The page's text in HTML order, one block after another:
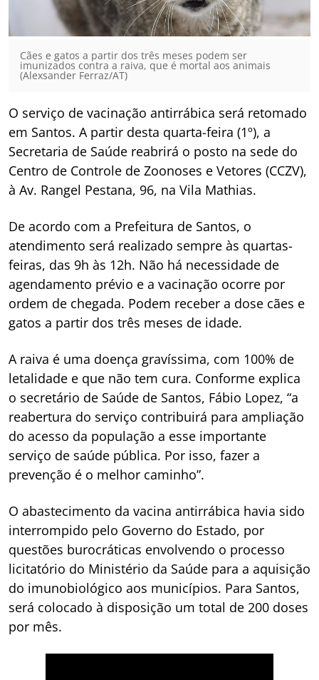
Cães e gatos a partir dos três meses podem ser
imunizados contra a raiva, que é mortal aos animais
(Alexsander Ferraz/AT)
O serviço de vacinação antirrábica será retomado
em Santos. A partir desta quarta-feira (1º), a
Secretaria de Saúde reabrirá o posto na sede do
Centro de Controle de Zoonoses e Vetores (CCZV),
à Av. Rangel Pestana, 96, na Vila Mathias.
De acordo com a Prefeitura de Santos, o
atendimento será realizado sempre às quartas-
feiras, das 9h às 12h. Não há necessidade de
agendamento prévio e a vacinação ocorre por
ordem de chegada. Podem receber a dose cães e
gatos a partir dos três meses de idade.
A raiva é uma doença gravíssima, com 100% de
letalidade e que não tem cura. Conforme explica
o secretário de Saúde de Santos, Fábio Lopez, “a
reabertura do serviço contribuirá para ampliação
do acesso da população a esse importante
serviço de saúde pública. Por isso, fazer a
prevenção é o melhor caminho”.
O abastecimento da vacina antirrábica havia sido
interrompido pelo Governo do Estado, por
questões burocráticas envolvendo o processo
licitatório do Ministério da Saúde para a aquisição
do imunobiológico aos municípios. Para Santos,
será colocado à disposição um total de 200 doses
por mês.